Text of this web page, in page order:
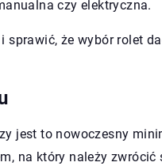
czy elektryczna.
sprawić, że wybór rolet
jest to nowoczesny
na który należy zwrócić